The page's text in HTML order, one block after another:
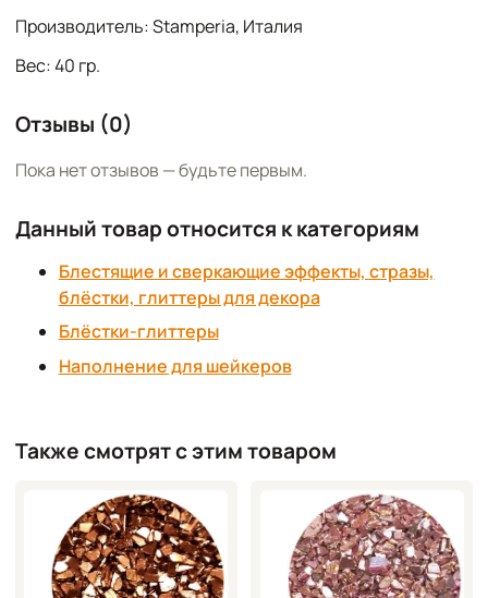
Производитель: Stamperia, Италия
Вес: 40 гр.
Отзывы (0)
Пока нет отзывов — будьте первым.
Данный товар относится к категориям
Блестящие и сверкающие эффекты, стразы,
блёстки, глиттеры для декора
Блёстки-глиттеры
Наполнение для шейкеров
Также смотрят с этим товаром